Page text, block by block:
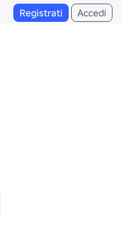
Registrati Accedi